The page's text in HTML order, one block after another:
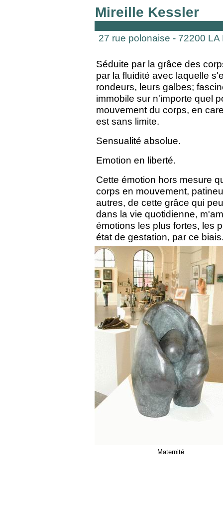
Mireille Kessler
27 rue polonaise - 72200
Séduite par la grâce des
par la fluidité avec laquelle
rondeurs, leurs galbes;
immobile sur n'importe quel
mouvement du corps, en
est sans limite.
Sensualité absolue.
Emotion en liberté.
Cette émotion hors mesure
corps en mouvement,
autres, de cette grâce qui
dans la vie quotidienne,
émotions les plus fortes, les
état de gestation, par ce
Maternité